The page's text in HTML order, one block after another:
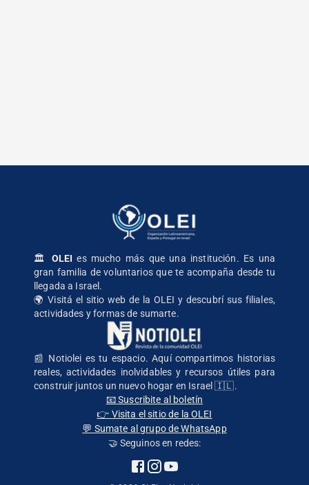
🏛️ OLEI es mucho más que una institución. Es una
gran familia de voluntarios que te acompaña desde tu
llegada a Israel.
🌍 Visitá el sitio web de la OLEI y descubrí sus filiales,
actividades y formas de sumarte.
📰 Notiolei es tu espacio. Aquí compartimos historias
reales, actividades inolvidables y recursos útiles para
construir juntos un nuevo hogar en Israel 🇮🇱.
📧 Suscribite al boletín
👉 Visita el sitio de la OLEI
💬 Sumate al grupo de WhatsApp
🤝 Seguinos en redes: